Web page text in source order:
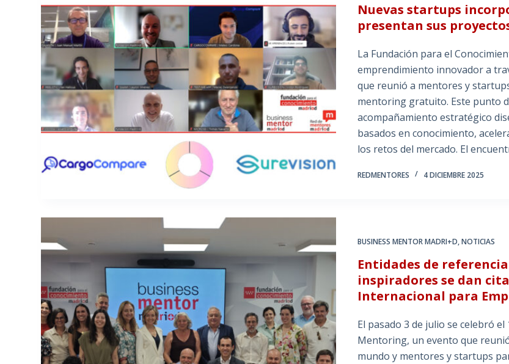
Nuevas startups
presentan sus
La Fundación para el
emprendimiento innovador a
que reunió a mentores y
mentoring gratuito. Este punto
acompañamiento estratégico
basados en conocimiento,
los retos del mercado. El
REDMENTORES 4 DICIEMBRE 2025
BUSINESS MENTOR MADRI+D,NOTICIAS
Entidades de
inspiradores se dan
Internacional para
El pasado 3 de julio se celebró
Mentoring, un evento que
mundo y mentores y startups